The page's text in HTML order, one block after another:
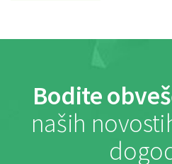
Bodite
naših